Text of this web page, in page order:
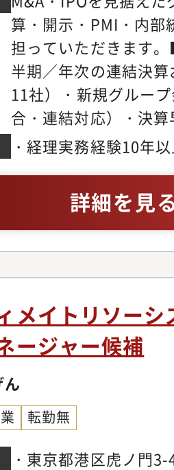
算・開示・PMI・内部
担っていただきます
半期／年次の連結決
11社）・新規グルー
合・連結対応）・決
ロー改善・開示資料
び会計論点の整理・
部統制の構築・運用
支援・ガバナンス強
ント・育成・最適化
・経理実務経験10年
上場準備企業での経
ずる経験含む）
詳細を見
メイトリソー
ージャー候補
転勤無
・東京都港区虎ノ門